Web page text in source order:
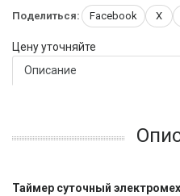
Поделиться: Facebook X
Цену уточняйте
Описание
Таймер суточный